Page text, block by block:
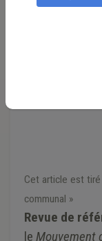
Cet article est
communal »
Revue de
le Mouvement